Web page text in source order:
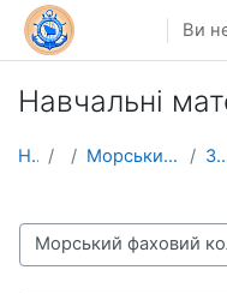
Перейти до головного
Ви
Навчальні
На головну Курси Морський фаховий коледж Херсонської державної морс... Заочна
Категорії курсів